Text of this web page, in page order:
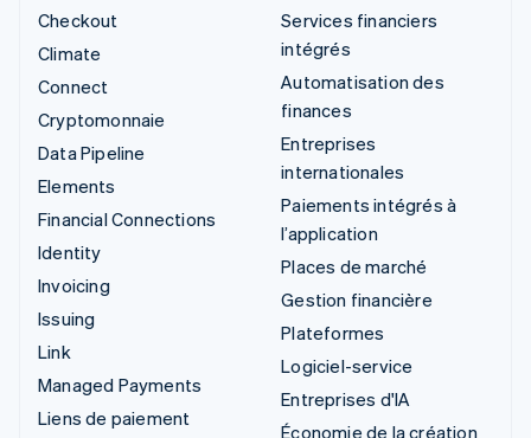
Checkout
Climate
Connect
Cryptomonnaie
Data Pipeline
Elements
Financial Connections
Identity
Invoicing
Issuing
Link
Managed Payments
Liens de paiement
Services financiers
intégrés
Automatisation des
finances
Entreprises
internationales
Paiements intégrés à
l’application
Places de marché
Gestion financière
Plateformes
Logiciel-service
Entreprises d'IA
Économie de la création